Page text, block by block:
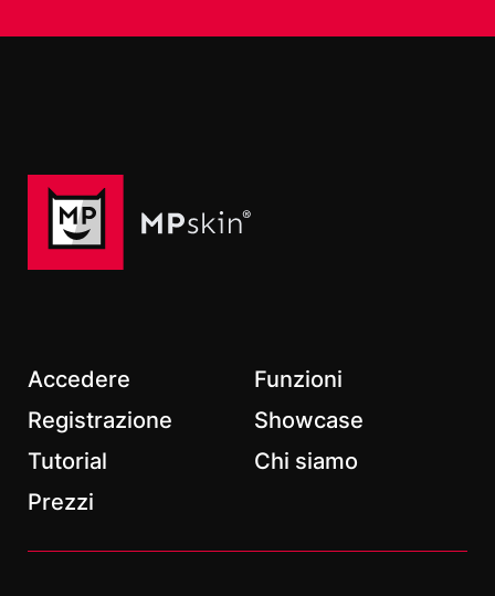
Cognome
*
Accedere
Registrazione
Funzioni
Showcase
Tutorial
Prezzi
Chi siamo